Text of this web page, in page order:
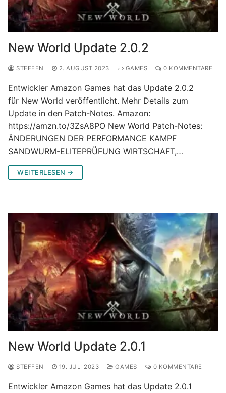
New World Update 2.0.2
STEFFEN 2. AUGUST 2023 GAMES 0 KOMMENTARE
Entwickler Amazon Games hat das Update 2.0.2
für New World veröffentlicht. Mehr Details zum
Update in den Patch-Notes. Amazon:
https://amzn.to/3ZsA8PO New World Patch-Notes:
ÄNDERUNGEN DER PERFORMANCE KAMPF
SANDWURM-ELITEPRÜFUNG WIRTSCHAFT,…
WEITERLESEN →
New World Update 2.0.1
STEFFEN 19. JULI 2023 GAMES 0 KOMMENTARE
Entwickler Amazon Games hat das Update 2.0.1